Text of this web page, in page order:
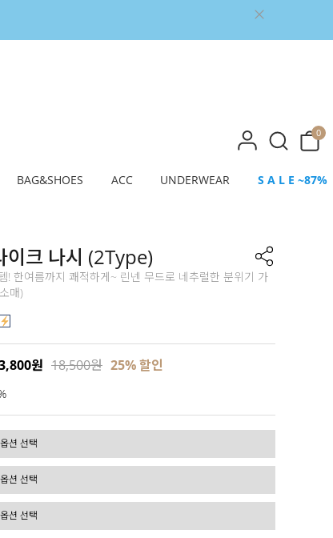
0
BAG&SHOES ACC UNDERWEAR S A L E ~87%
이크 나시 (2Type)
! 한여름까지 쾌적하게~ 린넨 무드로 네추럴한 분위기 가
매)
원 18,500원 25% 할인